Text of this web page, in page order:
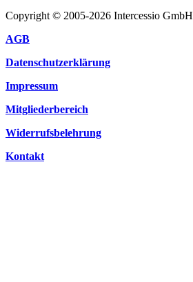
Copyright © 2005-2026 Intercessio GmbH
AGB
Datenschutzerklärung
Impressum
Mitgliederbereich
Widerrufsbelehrung
Kontakt